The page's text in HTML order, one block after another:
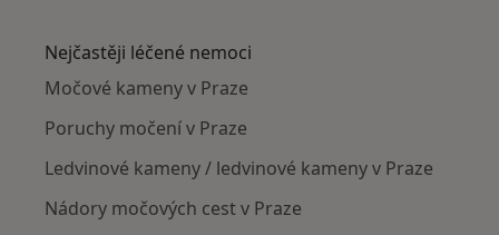
Nejčastěji léčené nemoci
Močové kameny v Praze
Poruchy močení v Praze
Ledvinové kameny / ledvinové kameny v Praze
Nádory močových cest v Praze